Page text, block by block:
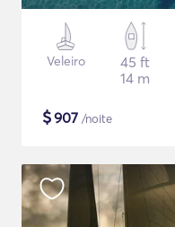
Veleiro
45 ft
14 m
$907 /noite